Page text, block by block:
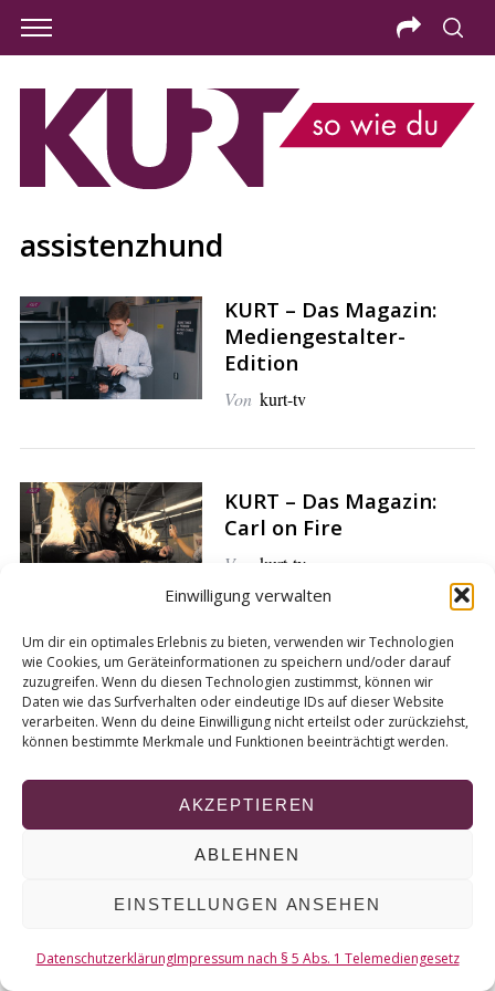
Einwilligung verwalten
Um dir ein optimales Erlebnis zu bieten, verwenden wir Technologien
wie Cookies, um Geräteinformationen zu speichern und/oder darauf
zuzugreifen. Wenn du diesen Technologien zustimmst, können wir
Daten wie das Surfverhalten oder eindeutige IDs auf dieser Website
verarbeiten. Wenn du deine Einwilligung nicht erteilst oder zurückziehst,
können bestimmte Merkmale und Funktionen beeinträchtigt werden.
AKZEPTIEREN
ABLEHNEN
EINSTELLUNGEN ANSEHEN
DatenschutzerklärungImpressum nach § 5 Abs. 1 Telemediengesetz
assistenzhund
KURT – Das Magazin:
Mediengestalter-
Edition
Von kurt-tv
KURT – Das Magazin:
Carl on Fire
Von kurt-tv
© 2026 KURT
e
a
r
c
h